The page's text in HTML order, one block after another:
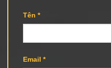
Tên *
Email *